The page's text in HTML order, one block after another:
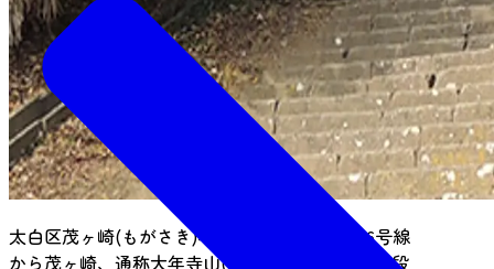
太白区茂ヶ崎(もがさき)4丁目地内、現国道286号線
から茂ヶ崎、通称大年寺山(だいねんじやま)へ石段